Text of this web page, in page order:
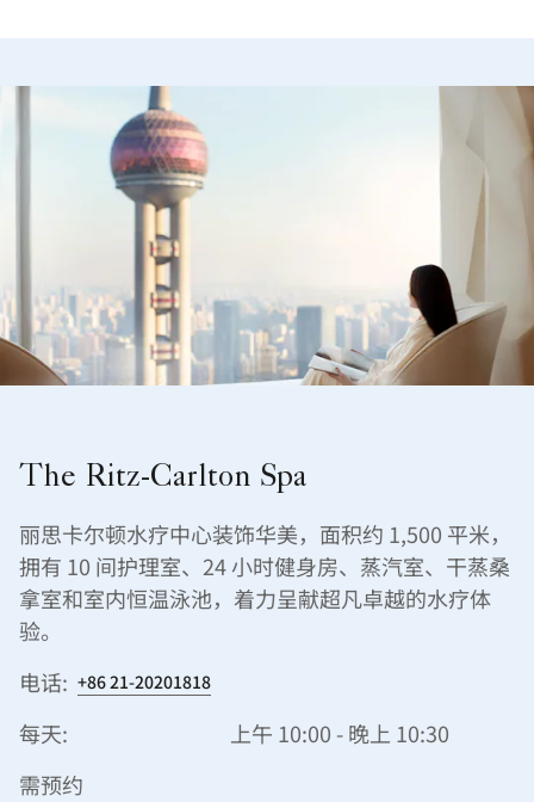
The Ritz-Carlton Spa
丽思卡尔顿水疗中心装饰华美，面积约 1,500 平米，
拥有 10 间护理室、24 小时健身房、蒸汽室、干蒸桑
拿室和室内恒温泳池，着力呈献超凡卓越的水疗体
验。
电话: +86 21-20201818
每天:
上午 10:00 - 晚上 10:30
需预约